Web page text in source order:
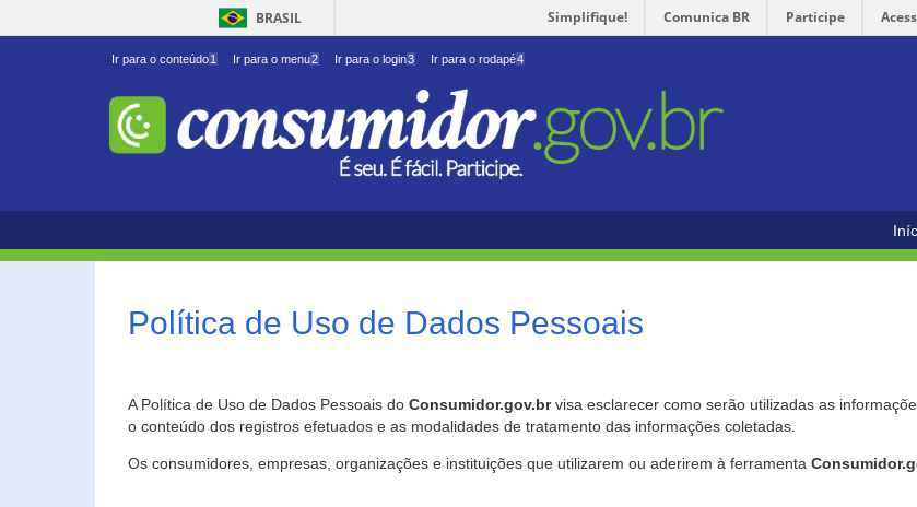
BRASIL Simplifique! Comunica BR Participe
Ir para o conteúdo1 Ir para o menu2 Ir para o login3 Ir para o rodapé4
Política de Uso de Dados Pessoais
A Política de Uso de Dados Pessoais do Consumidor.gov.brvisa esclarecer como serão utilizadas as
o conteúdo dos registros efetuados e as modalidades de tratamento das informações coletadas.
Os consumidores, empresas, organizações e instituições que utilizarem ou aderirem à ferramenta